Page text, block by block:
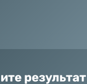
результат